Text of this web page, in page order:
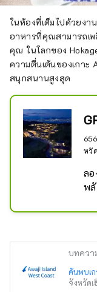
ในห้องที่เต็มไปด้วยง
อาหารที่คุณสามารถเ
คุณ ในโลกของ
ความตื่นเต้นของเกาะ
สนุกสนานสูงสุด
หวั
ลอ
พ
แ
สถ
ธา
หวั
บทควา
ค้นพบเก
จังหวัดเ